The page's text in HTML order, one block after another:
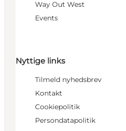
Way Out West
Events
Nyttige links
Tilmeld nyhedsbrev
Kontakt
Cookiepolitik
Persondatapolitik